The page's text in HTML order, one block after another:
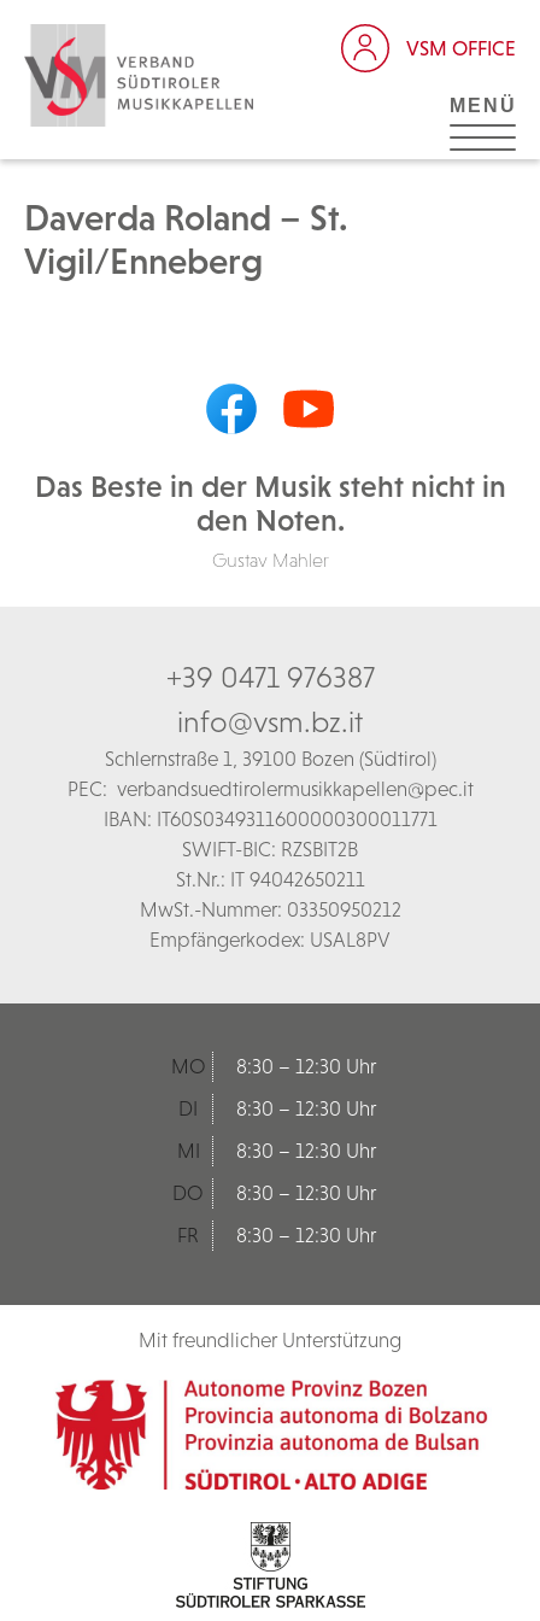
VSM OFFICE
MENÜ
Daverda Roland – St.
Vigil/Enneberg
Das Beste in der Musik steht nicht in
den Noten.
Gustav Mahler
+39 0471 976387
info@vsm.bz.it
Schlernstraße 1, 39100 Bozen (Südtirol)
PEC: verbandsuedtirolermusikkapellen@pec.it
IBAN: IT60S0349311600000300011771
SWIFT-BIC: RZSBIT2B
St.Nr.: IT 94042650211
MwSt.-Nummer: 03350950212
Empfängerkodex: USAL8PV
MO
8:30 – 12:30 Uhr
DI
8:30 – 12:30 Uhr
MI
8:30 – 12:30 Uhr
DO
8:30 – 12:30 Uhr
FR
8:30 – 12:30 Uhr
Mit freundlicher Unterstützung